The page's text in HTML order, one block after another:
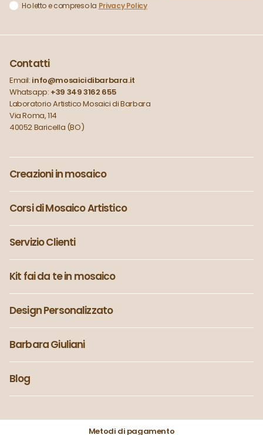
Ho letto e compreso la Privacy Policy
Contatti
Email: info@mosaicidibarbara.it
Whatsapp: +39 349 3162 655
Laboratorio Artistico Mosaici di Barbara
Via Roma, 114
40052 Baricella (BO)
Creazioni in mosaico
Corsi di Mosaico Artistico
Servizio Clienti
Kit fai da te in mosaico
Design Personalizzato
Barbara Giuliani
Blog
Metodi di pagamento